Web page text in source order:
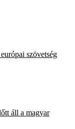
szövetség
áll a magyar